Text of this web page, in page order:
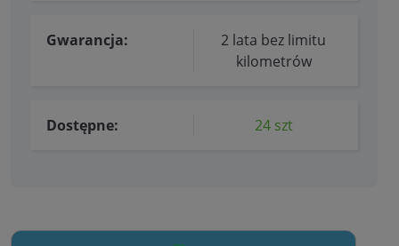
Gwarancja:
2 lata bez limitu
kilometrów
Dostępne: 24 szt